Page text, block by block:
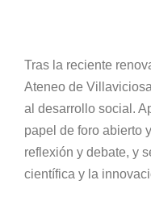
Tras la reciente
Ateneo de
al desarrollo social.
papel de foro abierto
reflexión y debate, y
científica y la